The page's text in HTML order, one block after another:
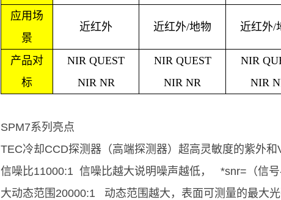
应用场
景
近红外 近红外/地物 近红外/
产品对
标
NIR QUEST
NIR NR
NIR QUEST
NIR NR
NIR
NIR
SPM7系列亮点
TEC冷却CCD探测器（高端探测器）超高灵敏度的紫外和
信噪比11000:1 信噪比越大说明噪声越低， *snr=（信
大动态范围20000:1 动态范围越大，表面可测量的最大